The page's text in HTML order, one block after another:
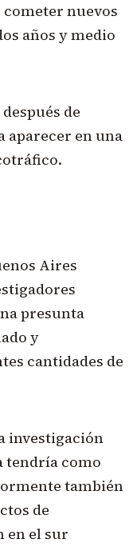
nuevos
años y medio
de
aparecer en una
Aires
presunta
y
cantidades de
investigación
tendría como
también
de
en el sur